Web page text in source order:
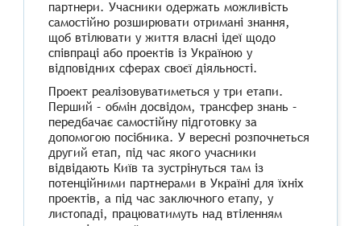
партнери. Учасники одержать можливість
самостійно розширювати отримані знання,
щоб втілювати у життя власні ідеї щодо
співпраці або проектів із Україною у
відповідних сферах своєї діяльності.
Проект реалізовуватиметься у три етапи.
Перший – обмін досвідом, трансфер знань –
передбачає самостійну підготовку за
допомогою посібника. У вересні розпочнеться
другий етап, під час якого учасники
відвідають Київ та зустрінуться там із
потенційними партнерами в Україні для їхніх
проектів, а під час заключного етапу, у
листопаді, працюватимуть над втіленням